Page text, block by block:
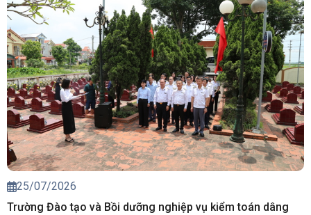
25/07/2026
Trường Đào tạo và Bồi dưỡng nghiệp vụ kiểm toán dâng